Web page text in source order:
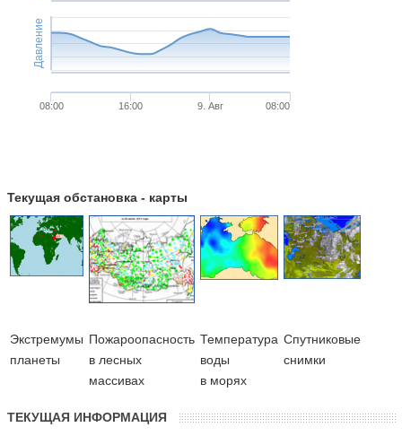
Давление
08:00 16:00 9. Авг 08:00
Текущая обстановка - карты
Экстремумы
планеты
Пожароопасность
в лесных
массивах
Температура
воды
в морях
Cпутниковые
снимки
ТЕКУЩАЯ ИНФОРМАЦИЯ